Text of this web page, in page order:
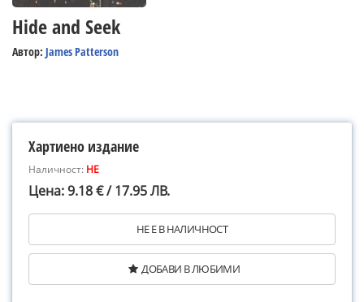
Hide and Seek
Автор: James Patterson
Хартиено издание
Наличност: НЕ
Цена: 9.18 € / 17.95 ЛВ.
НЕ Е В НАЛИЧНОСТ
ДОБАВИ В ЛЮБИМИ